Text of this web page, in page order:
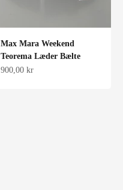
Max Mara Weekend
Teorema Læder Bælte
Salgspris
900,00 kr